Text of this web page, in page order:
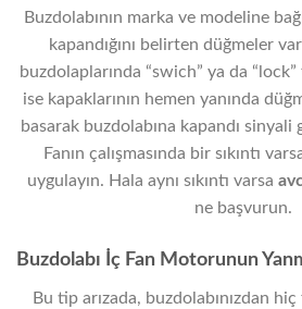
Buzdolabının marka ve modeline
kapandığını belirten düğmeler
buzdolaplarında “swich” ya da
ise kapaklarının hemen yanında
basarak buzdolabına kapandı
Fanın çalışmasında bir sıkıntı
uygulayın. Hala aynı sıkıntı varsa
ne başvurun.
Buzdolabı İç Fan Motorunun
Bu tip arızada, buzdolabınızdan hiç